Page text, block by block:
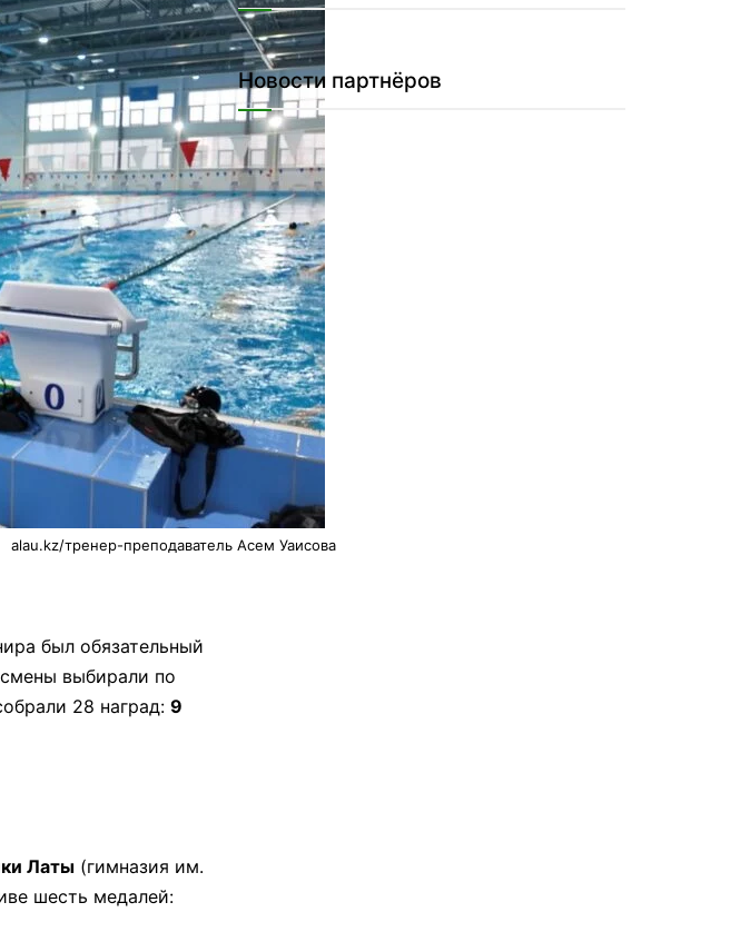
alau.kz/тренер-преподаватель Асем Уаисова
был обязательный
выбирали по
28 наград: 9
Латы (гимназия им.
шесть медалей:
Новости партнёров